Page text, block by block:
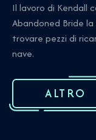
Il lavoro di Kendall
Abandoned Bride
trovare pezzi di
nave.
ALTRO